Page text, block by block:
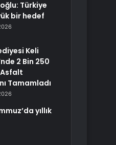
Türkiye
bir hedef
Keli
2 Bin 250
Asfalt
Tamamladı
yıllık